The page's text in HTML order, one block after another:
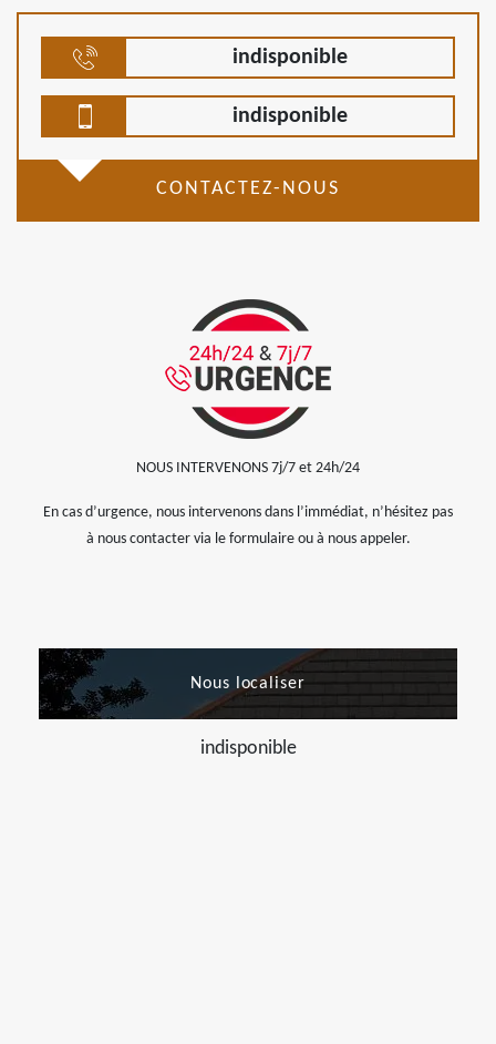
indisponible
indisponible
CONTACTEZ-NOUS
NOUS INTERVENONS 7j/7 et 24h/24
En cas d’urgence, nous intervenons dans l’immédiat, n’hésitez pas
à nous contacter via le formulaire ou à nous appeler.
Nous localiser
indisponible